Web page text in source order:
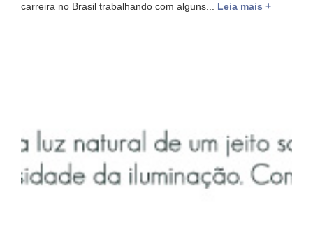
carreira no Brasil trabalhando com alguns...
Leia mais +